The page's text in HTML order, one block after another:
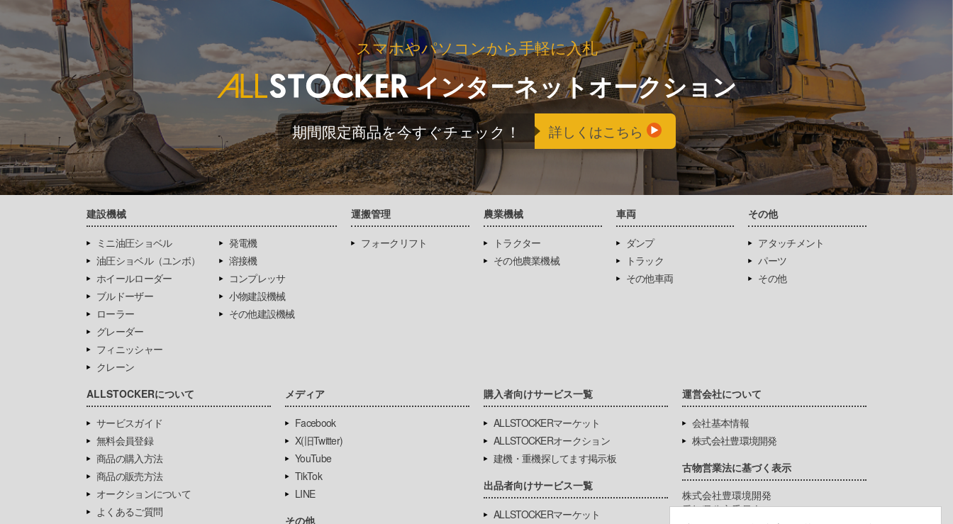
スマホやパソコンから手軽に入札
インターネットオークション
期間限定商品を今すぐチェック！ 詳しくはこちら
建設機械
ミニ油圧ショベル
油圧ショベル（ユンボ）
ホイールローダー
ブルドーザー
ローラー
グレーダー
フィニッシャー
クレーン
発電機
溶接機
コンプレッサ
小物建設機械
その他建設機械
運搬管理
フォークリフト
農業機械
トラクター
その他農業機械
車両
ダンプ
トラック
その他車両
その他
アタッチメント
パーツ
その他
ALLSTOCKERについて
サービスガイド
無料会員登録
商品の購入方法
商品の販売方法
オークションについて
よくあるご質問
メディア
Facebook
X(旧Twitter)
YouTube
TikTok
LINE
その他
購入者向けサービス一覧
ALLSTOCKERマーケット
ALLSTOCKERオークション
建機・重機探してます掲示板
出品者向けサービス一覧
ALLSTOCKERマーケット
運営会社について
会社基本情報
株式会社豊環境開発
古物営業法に基づく表示
株式会社豊環境開発
愛知県公安委員会